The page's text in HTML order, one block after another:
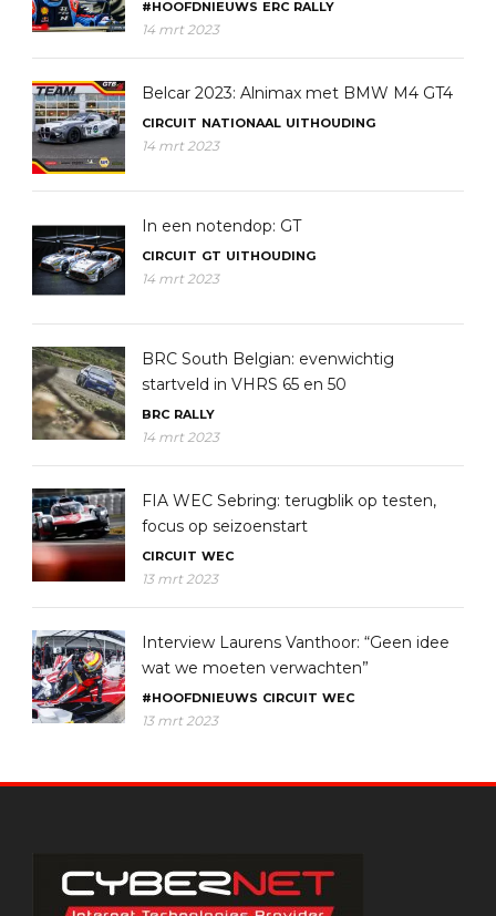
#HOOFDNIEUWS ERC RALLY
14 mrt 2023
Belcar 2023: Alnimax met BMW M4 GT4
CIRCUIT NATIONAAL UITHOUDING
14 mrt 2023
In een notendop: GT
CIRCUIT GT UITHOUDING
14 mrt 2023
BRC South Belgian: evenwichtig
startveld in VHRS 65 en 50
BRC RALLY
14 mrt 2023
FIA WEC Sebring: terugblik op testen,
focus op seizoenstart
CIRCUIT WEC
13 mrt 2023
Interview Laurens Vanthoor: “Geen idee
wat we moeten verwachten”
#HOOFDNIEUWS CIRCUIT WEC
13 mrt 2023